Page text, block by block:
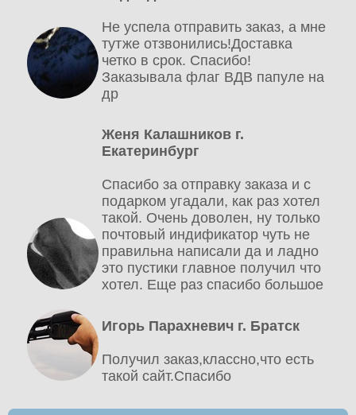
Не успела отправить заказ, а мне
тутже отзвонились!Доставка
четко в срок. Спасибо!
Заказывала флаг ВДВ папуле на
др
Женя Калашников г.
Екатеринбург
Спасибо за отправку заказа и с
подарком угадали, как раз хотел
такой. Очень доволен, ну только
почтовый индификатор чуть не
правильна написали да и ладно
это пустики главное получил что
хотел. Еще раз спасибо большое
Игорь Парахневич г. Братск
Получил заказ,классно,что есть
такой сайт.Спасибо